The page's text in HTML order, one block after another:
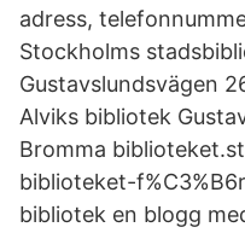
adress,
Stockholms
Gustavslundsvägen
Alviks bibliotek
Bromma
biblioteket-
bibliotek en blogg